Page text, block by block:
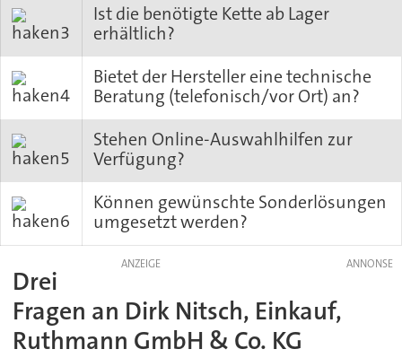
Ist die benötigte Kette ab Lager
erhältlich?
Bietet der Hersteller eine technische
Beratung (telefonisch/vor Ort) an?
Stehen Online-Auswahlhilfen zur
Verfügung?
Können gewünschte Sonderlösungen
umgesetzt werden?
ANZEIGE
Drei
Fragen an Dirk Nitsch, Einkauf,
Ruthmann GmbH & Co. KG